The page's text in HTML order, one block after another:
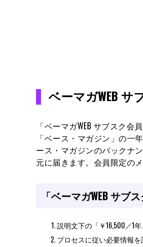
ベーマガWEB サ
「ベーマガWEB サブスク
「ベース・マガジン」の一
ース・マガジンのバックナ
元に届きます。会員限定の
「ベーマガWEB サ
説明文下の「￥16,500／1
プロセスに従い必要情報